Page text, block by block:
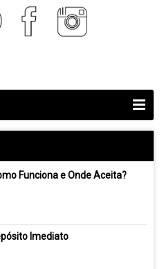
Funciona e Onde Aceita?
Imediato